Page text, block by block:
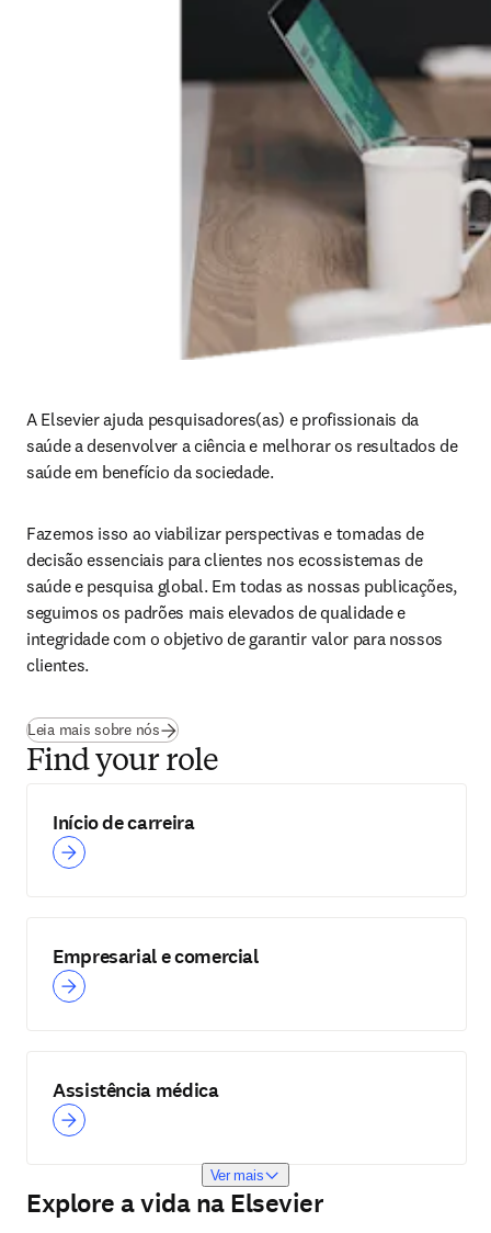
A Elsevier ajuda pesquisadores(as) e profissionais da
saúde a desenvolver a ciência e melhorar os resultados de
saúde em benefício da sociedade.
Fazemos isso ao viabilizar perspectivas e tomadas de
decisão essenciais para clientes nos ecossistemas de
saúde e pesquisa global. Em todas as nossas publicações,
seguimos os padrões mais elevados de qualidade e
integridade com o objetivo de garantir valor para nossos
clientes.
Leia mais sobre nós
Find your role
Início de carreira
Empresarial e comercial
Assistência médica
Ver mais
Explore a vida na Elsevier